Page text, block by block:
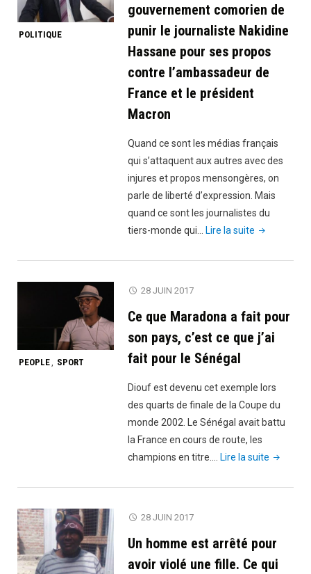
se
POLITIQUE
gouvernement comorien de
punir le journaliste Nakidine
Hassane pour ses propos
contre l’ambassadeur de
France et le président
Macron
Quand ce sont les médias français
qui s’attaquent aux autres avec des
injures et propos mensongères, on
parle de liberté d’expression. Mais
quand ce sont les journalistes du
tiers-monde qui…
Lire la suite "La
demande
comorien
de
journaliste
Nakidine
Hassane
pour
ses
contre
France
et
PEOPLE, SPORT
28 JUIN 2017
Ce que Maradona a fait pour
son pays, c’est ce que j’ai
fait pour le Sénégal
Diouf est devenu cet exemple lors
des quarts de finale de la Coupe du
monde 2002. Le Sénégal avait battu
la France en cours de route, les
champions en titre.…
Lire la suite "Ce
pour
son
28 JUIN 2017
Un homme est arrêté pour
avoir violé une fille. Ce qui